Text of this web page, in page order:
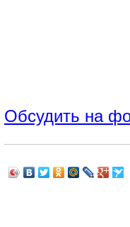
Обсудить на